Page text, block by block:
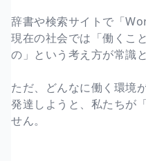
辞書や検索サイトで「
現在の社会では「働くこ
の」という考え方が常識
ただ、どんなに働く環境
発達しようと、私たちが
せん。